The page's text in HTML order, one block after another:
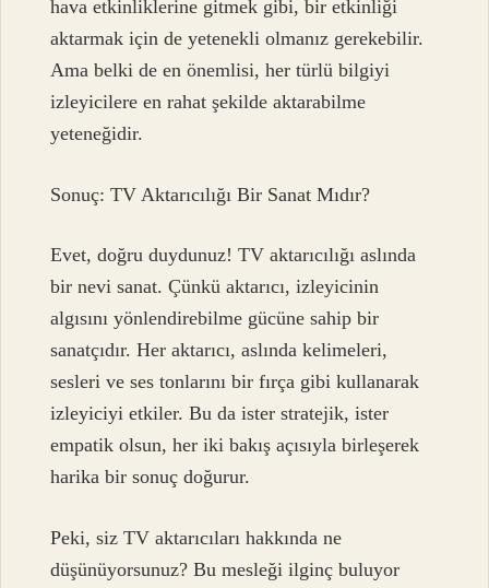
hava etkinliklerine gitmek gibi, bir etkinliği
aktarmak için de yetenekli olmanız gerekebilir.
Ama belki de en önemlisi, her türlü bilgiyi
izleyicilere en rahat şekilde aktarabilme
yeteneğidir.
Sonuç: TV Aktarıcılığı Bir Sanat Mıdır?
Evet, doğru duydunuz! TV aktarıcılığı aslında
bir nevi sanat. Çünkü aktarıcı, izleyicinin
algısını yönlendirebilme gücüne sahip bir
sanatçıdır. Her aktarıcı, aslında kelimeleri,
sesleri ve ses tonlarını bir fırça gibi kullanarak
izleyiciyi etkiler. Bu da ister stratejik, ister
empatik olsun, her iki bakış açısıyla birleşerek
harika bir sonuç doğurur.
Peki, siz TV aktarıcıları hakkında ne
düşünüyorsunuz? Bu mesleği ilginç buluyor